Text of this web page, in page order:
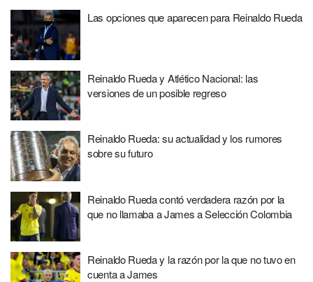
Las opciones que aparecen para Reinaldo Rueda
Reinaldo Rueda y Atlético Nacional: las
versiones de un posible regreso
Reinaldo Rueda: su actualidad y los rumores
sobre su futuro
Reinaldo Rueda contó verdadera razón por la
que no llamaba a James a Selección Colombia
Reinaldo Rueda y la razón por la que no tuvo en
cuenta a James